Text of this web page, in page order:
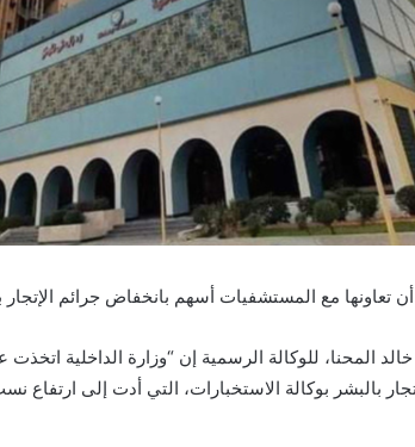
تعاونها مع المستشفيات أسهم بانخفاض جرائم الإتجار
المحنا، للوكالة الرسمية إن “وزارة الداخلية
بالبشر بوكالة الاستخبارات، التي أدت إلى ارتفاع